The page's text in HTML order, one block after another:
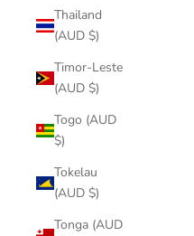
Thailand
(AUD $)
Timor-Leste
(AUD $)
Togo (AUD
$)
Tokelau
(AUD $)
Tonga (AUD